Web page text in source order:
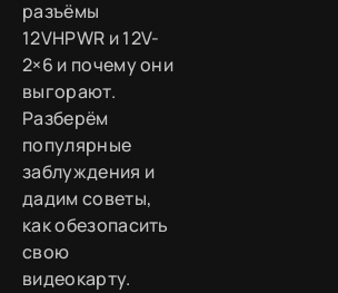
разъёмы
12VHPWR и 12V-
2×6 и почему они
выгорают.
Разберём
популярные
заблуждения и
дадим советы,
как обезопасить
свою
видеокарту.